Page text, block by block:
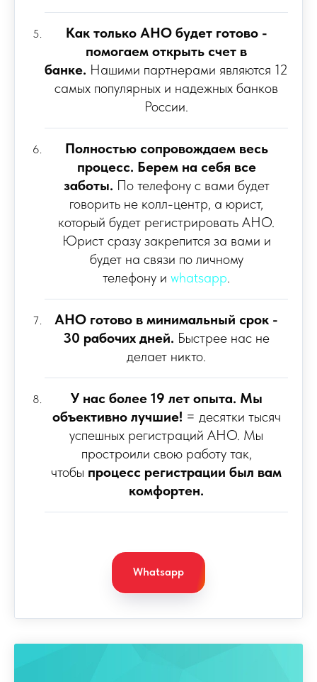
Как только АНО будет готово -
помогаем открыть счет в
банке. Нашими партнерами являются 12
самых популярных и надежных банков
России.
Полностью сопровождаем весь
процесс. Берем на себя все
заботы. По телефону с вами будет
говорить не колл-центр, а юрист,
который будет регистрировать АНО.
Юрист сразу закрепится за вами и
будет на связи по личному
телефону и whatsapp.
АНО готово в минимальный срок -
30 рабочих дней. Быстрее нас не
делает никто.
У нас более 19 лет опыта. Мы
объективно лучшие! = десятки тысяч
успешных регистраций АНО. Мы
простроили свою работу так,
чтобы процесс регистрации был вам
комфортен.
Whatsapp